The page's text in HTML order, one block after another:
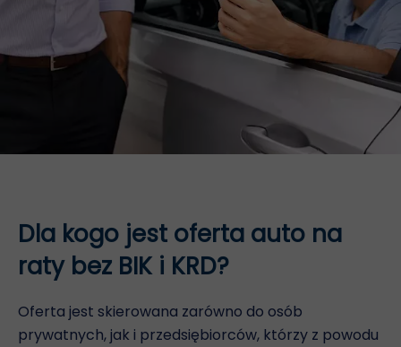
Dla kogo jest oferta auto na
raty bez BIK i KRD?
Oferta jest skierowana zarówno do osób
prywatnych, jak i przedsiębiorców, którzy z powodu